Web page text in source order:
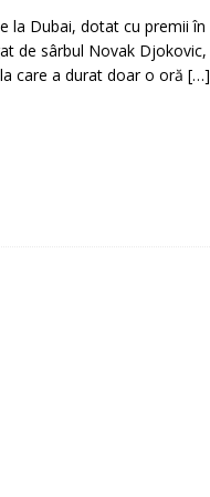
la Dubai, dotat cu premii în
de sârbul Novak Djokovic,
care a durat doar o oră […]